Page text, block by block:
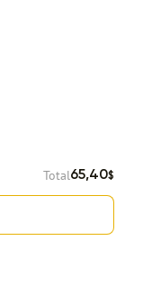
Total65,40$